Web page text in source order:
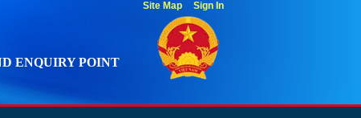
ENQUIRY POINT
Site Map Sign In